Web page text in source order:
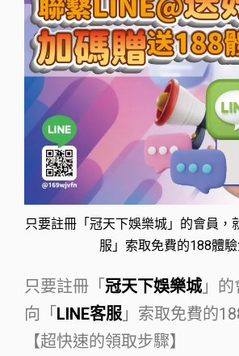
只要註冊「冠天下娛樂城」的會員，
服」索取免費的188體驗
只要註冊「 冠天下娛樂城」的
向「 LINE客服 」索取免費的
【超快速的領取步驟】